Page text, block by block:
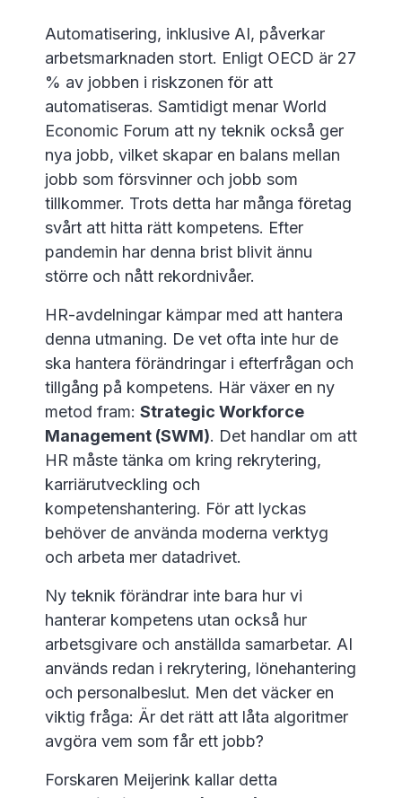
Automatisering, inklusive AI, påverkar
arbetsmarknaden stort. Enligt OECD är 27
% av jobben i riskzonen för att
automatiseras. Samtidigt menar World
Economic Forum att ny teknik också ger
nya jobb, vilket skapar en balans mellan
jobb som försvinner och jobb som
tillkommer. Trots detta har många företag
svårt att hitta rätt kompetens. Efter
pandemin har denna brist blivit ännu
större och nått rekordnivåer.
HR-avdelningar kämpar med att hantera
denna utmaning. De vet ofta inte hur de
ska hantera förändringar i efterfrågan och
tillgång på kompetens. Här växer en ny
metod fram: Strategic Workforce
Management (SWM). Det handlar om att
HR måste tänka om kring rekrytering,
karriärutveckling och
kompetenshantering. För att lyckas
behöver de använda moderna verktyg
och arbeta mer datadrivet.
Ny teknik förändrar inte bara hur vi
hanterar kompetens utan också hur
arbetsgivare och anställda samarbetar. AI
används redan i rekrytering, lönehantering
och personalbeslut. Men det väcker en
viktig fråga: Är det rätt att låta algoritmer
avgöra vem som får ett jobb?
Forskaren Meijerink kallar detta